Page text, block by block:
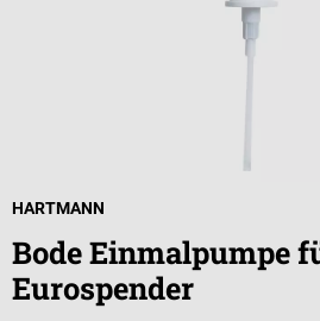
HARTMANN
Bode Einmalpumpe
Eurospender